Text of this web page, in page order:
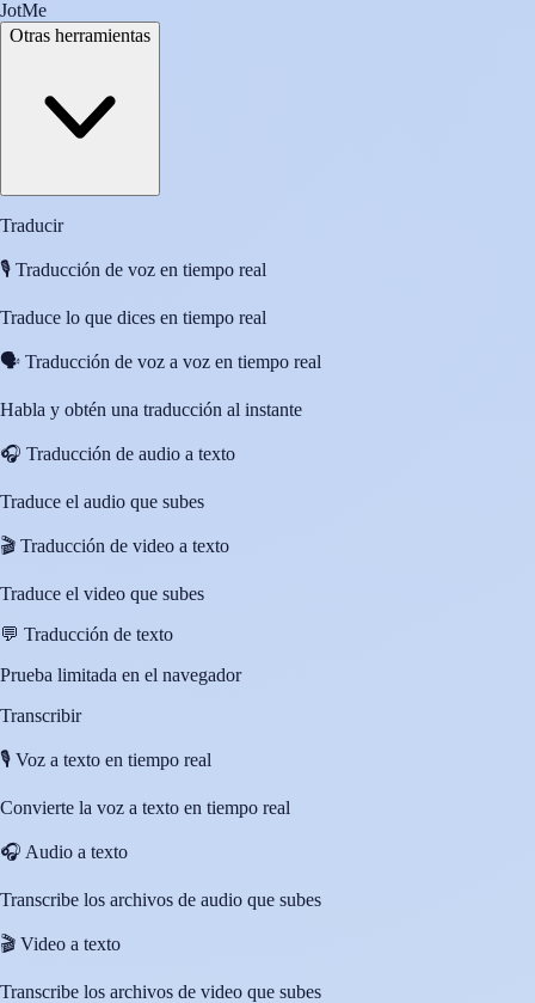
JotMe
Otras herramientas
Traducir
🎙️ Traducción de voz en tiempo real
Traduce lo que dices en tiempo real
🗣️ Traducción de voz a voz en tiempo real
Habla y obtén una traducción al instante
🎧 Traducción de audio a texto
Traduce el audio que subes
🎬 Traducción de video a texto
Traduce el video que subes
💬 Traducción de texto
Prueba limitada en el navegador
Transcribir
🎙️ Voz a texto en tiempo real
Convierte la voz a texto en tiempo real
🎧 Audio a texto
Transcribe los archivos de audio que subes
🎬 Video a texto
Transcribe los archivos de video que subes